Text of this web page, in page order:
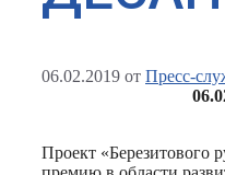
06.02.2019 от Пресс-
Проект «Березитового